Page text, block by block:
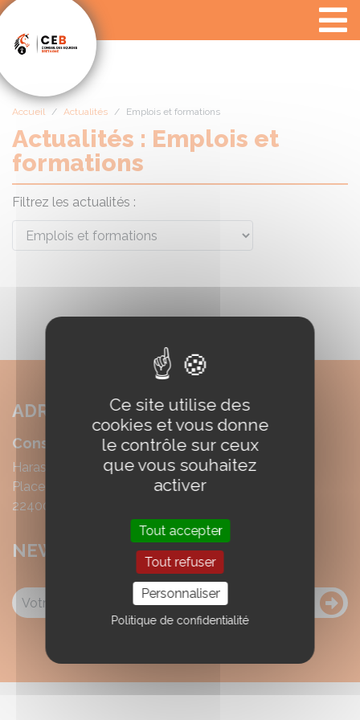
Accueil Actualités Emplois et formations
Actualités : Emplois et
formations
Filtrez les actualités :
ADRESSE
Conseil des équidés de Bretagne
Haras National de Lamballe
Place du champ de foire
22400 LAMBALLE Cedex
NEWSLETTER
Panneau de gestion des cookies
Ce site utilise des
cookies et vous donne
le contrôle sur ceux
que vous souhaitez
activer
Tout accepter
Tout refuser
Personnaliser
Politique de confidentialité